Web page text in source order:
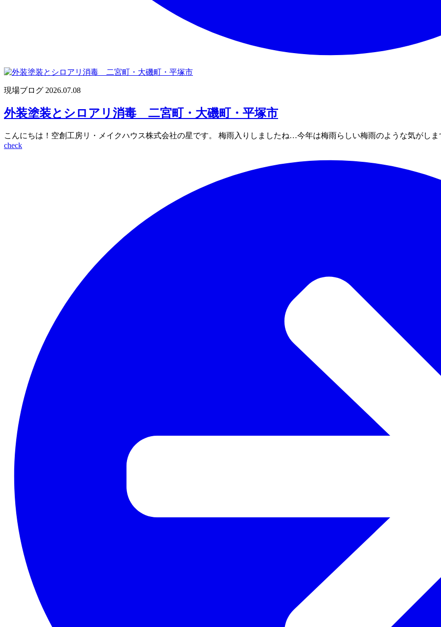
現場ブログ 2026.07.08
外装塗装とシロアリ消毒 二宮町・大磯町・平塚市
こんにちは！空創工房リ・メイクハウス株式会社の星です。 梅雨入りしましたね…今年は梅雨らしい梅雨のような気がし
check